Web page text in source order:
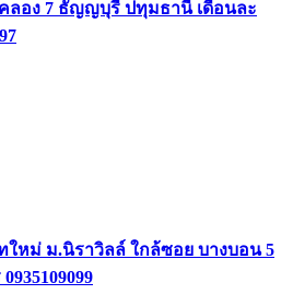
คลอง 7 ธัญญบุรี ปทุมธานี เดือนละ
ใหม่ ม.นิราวิลล์ ใกล้ซอย บางบอน 5